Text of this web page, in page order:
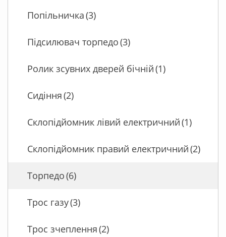
Попільничка(3)
Підсилювач торпедо(3)
Ролик зсувних дверей бічній(1)
Сидіння(2)
Склопідйомник лівий електричний(1)
Склопідйомник правий електричний(2)
Торпедо(6)
Трос газу(3)
Трос зчеплення(2)